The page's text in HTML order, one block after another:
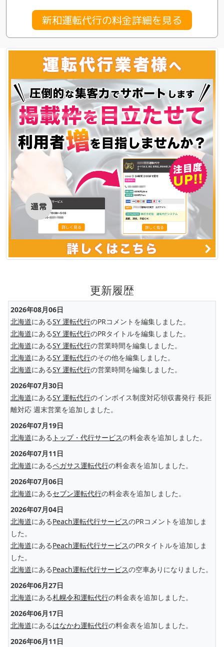
新和運転代行の料金詳細を見る
更新履歴
2026年08月06日
北海道にあるSY 運転代行のPRコメントを編集しました。
北海道にあるSY 運転代行のPRタイトルを編集しました。
北海道にあるSY 運転代行の営業時間を編集しました。
北海道にあるSY 運転代行のその他を編集しました。
北海道にあるSY 運転代行の営業時間を編集しました。
2026年07月30日
北海道にあるSY 運転代行のインボイス制度対応領収書発行 長距
離対応 週末営業を追加しました。
2026年07月19日
北海道にある トップ・代行サービスの料金表を追加しました。
2026年07月11日
北海道にあるペガサス運転代行の料金表を追加しました。
2026年07月06日
北海道にあるセブン運転代行の料金表を追加しました。
2026年07月04日
北海道にあるPeach運転代行サービスのPRコメントを追加しま
した。
北海道にあるPeach運転代行サービスのPRタイトルを追加しま
した。
北海道にあるPeach運転代行サービスの空車ありになりました。
2026年06月27日
北海道にある札幌令和運転代行の料金表を追加しました。
2026年06月17日
北海道にあるはなかわ運転代行の料金表を追加しました。
2026年06月11日